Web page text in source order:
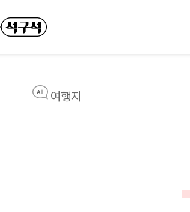
여행지